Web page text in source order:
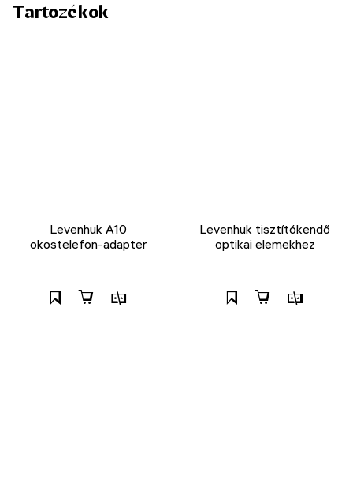
Tartozékok
Levenhuk A10
okostelefon-adapter
Levenhuk tisztítókendő
optikai elemekhez